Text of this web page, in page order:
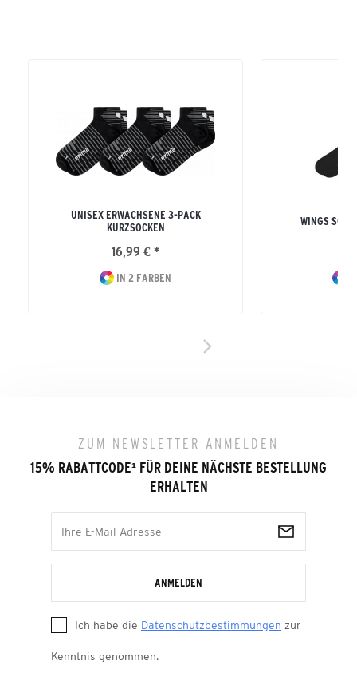
UNISEX ERWACHSENE 3-PACK
KURZSOCKEN
16,99 € *
IN 2 FARBEN
WINGS
ZUM NEWSLETTER ANMELDEN
15% RABATTCODE¹ FÜR DEINE NÄCHSTE BESTELLUNG
ERHALTEN
ANMELDEN
Ich habe die Datenschutzbestimmungen zur
Kenntnis genommen.